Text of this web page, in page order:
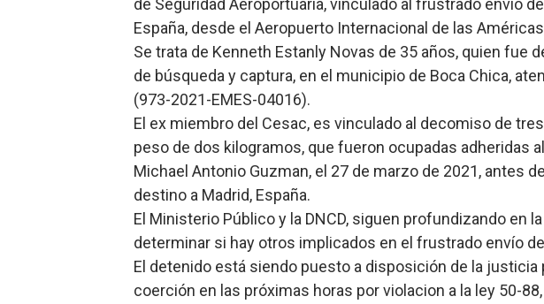
Lee Ballester a los que se forman como
Operativo Interinstitucional “Compromiso
Trabajadores de la prensa y Obispado de la
Ministerio de Cultura anuncia ganadores de
Más de 180 dirigentes sindicales de las
de Seguridad Aeroportuaria, vinculado al frustrado envío
España, desde el Aeropuerto Internacional de las
Se trata de Kenneth Estanly Novas de 35 años, quien fue
de búsqueda y captura, en el municipio de Boca Chica,
(973-2021-EMES-04016).
El ex miembro del Cesac, es vinculado al decomiso de
peso de dos kilogramos, que fueron ocupadas adheridas
Michael Antonio Guzman, el 27 de marzo de 2021, antes
destino a Madrid, España.
El Ministerio Público y la DNCD, siguen profundizando en
determinar si hay otros implicados en el frustrado envío
El detenido está siendo puesto a disposición de la justicia
coerción en las próximas horas por violacion a la ley 50-